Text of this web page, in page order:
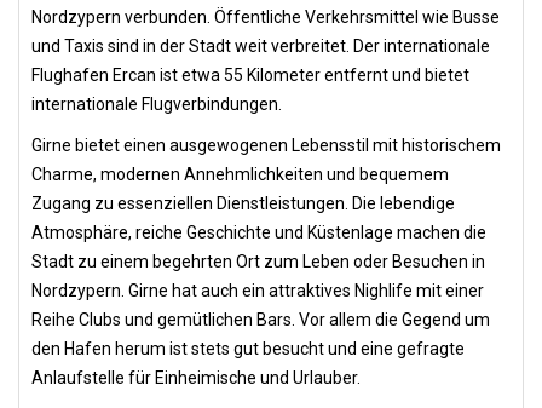
Nordzypern verbunden. Öffentliche Verkehrsmittel wie Busse
und Taxis sind in der Stadt weit verbreitet. Der internationale
Flughafen Ercan ist etwa 55 Kilometer entfernt und bietet
internationale Flugverbindungen.
Girne bietet einen ausgewogenen Lebensstil mit historischem
Charme, modernen Annehmlichkeiten und bequemem
Zugang zu essenziellen Dienstleistungen. Die lebendige
Atmosphäre, reiche Geschichte und Küstenlage machen die
Stadt zu einem begehrten Ort zum Leben oder Besuchen in
Nordzypern. Girne hat auch ein attraktives Nighlife mit einer
Reihe Clubs und gemütlichen Bars. Vor allem die Gegend um
den Hafen herum ist stets gut besucht und eine gefragte
Anlaufstelle für Einheimische und Urlauber.